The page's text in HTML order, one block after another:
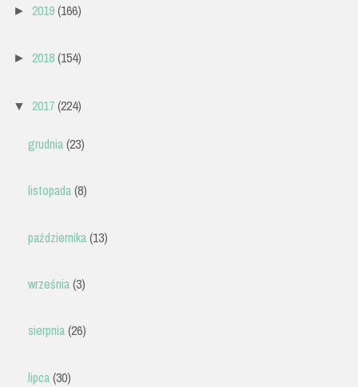
► 2019(166)
► 2018(154)
▼ 2017(224)
grudnia(23)
listopada(8)
października(13)
września(3)
sierpnia(26)
lipca(30)